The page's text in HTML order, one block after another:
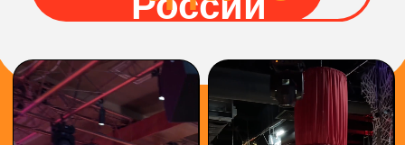
БОЛЬШЕ
ВИДЕО С
ИГР